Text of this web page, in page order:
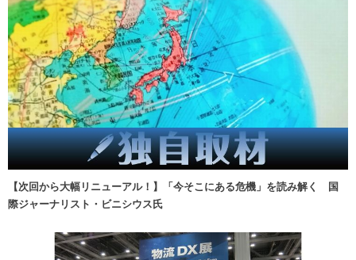
【次回から大幅リニューアル！】「今そこにある危機」を読み解く 国
際ジャーナリスト・ビニシウス氏